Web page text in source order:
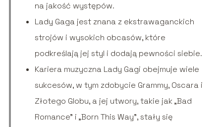
na jakość występów.
Lady Gaga jest znana z ekstrawaganckich
strojów i wysokich obcasów, które
podkreślają jej styl i dodają pewności siebie.
Kariera muzyczna Lady Gagi obejmuje wiele
sukcesów, w tym zdobycie Grammy, Oscara i
Złotego Globu, a jej utwory, takie jak „Bad
Romance” i „Born This Way”, stały się